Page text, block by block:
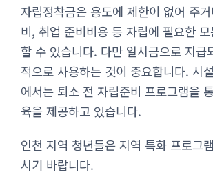
자립정착금은 용도에 제한이 없어 주
비, 취업 준비비용 등 자립에 필요한
할 수 있습니다. 다만 일시금으로 지급
적으로 사용하는 것이 중요합니다. 시
에서는 퇴소 전 자립준비 프로그램을
육을 제공하고 있습니다.
인천 지역 청년들은 지역 특화 프로그
시기 바랍니다.